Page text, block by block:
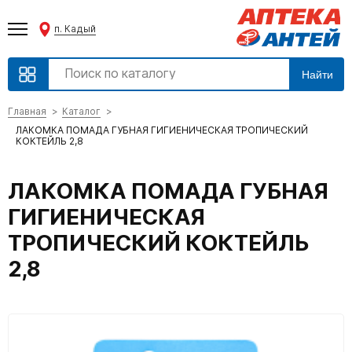
п. Кадый
Найти
Главная
Каталог
ЛАКОМКА ПОМАДА ГУБНАЯ ГИГИЕНИЧЕСКАЯ ТРОПИЧЕСКИЙ
КОКТЕЙЛЬ 2,8
ЛАКОМКА ПОМАДА ГУБНАЯ
ГИГИЕНИЧЕСКАЯ
ТРОПИЧЕСКИЙ КОКТЕЙЛЬ
2,8